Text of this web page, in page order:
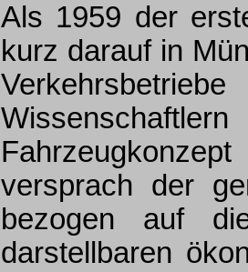
Als 1959 der
kurz darauf in
versprach der
bezogen auf
darstellbaren